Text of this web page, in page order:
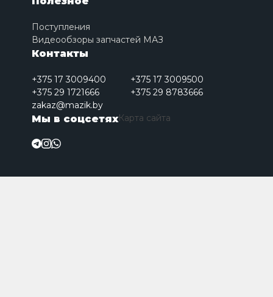
Поступления
Видеообзоры запчастей МАЗ
Контакты
+375 17 3009400
+375 17 3009500
+375 29 1721666
+375 29 8783666
zakaz@mazik.by
Мы в соцсетяхКарта сайта